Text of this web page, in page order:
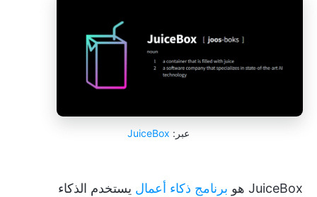
عبر: JuiceBox
JuiceBox هو برنامج ذكاء أعمال يستخدم الذكاء